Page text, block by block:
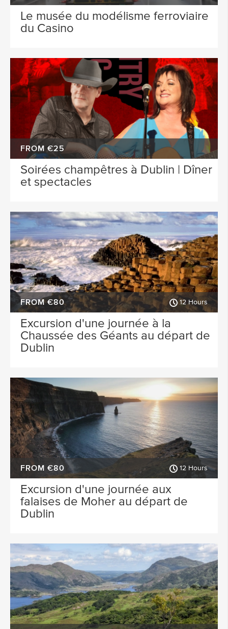
Le musée du modélisme ferroviaire
du Casino
FROM €25
Soirées champêtres à Dublin | Dîner
et spectacles
FROM €80 12 Hours
Excursion d'une journée à la
Chaussée des Géants au départ de
Dublin
FROM €80 12 Hours
Excursion d'une journée aux
falaises de Moher au départ de
Dublin